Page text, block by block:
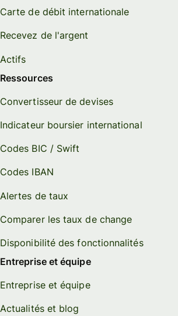
Carte de débit internationale
Recevez de l'argent
Actifs
Ressources
Convertisseur de devises
Indicateur boursier international
Codes BIC / Swift
Codes IBAN
Alertes de taux
Comparer les taux de change
Disponibilité des fonctionnalités
Entreprise et équipe
Entreprise et équipe
Actualités et blog